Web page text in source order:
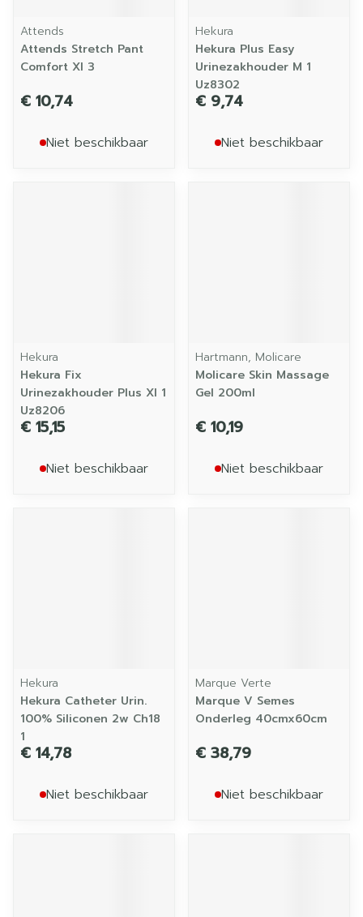
Attends
Attends Stretch Pant
Comfort Xl 3
€ 10,74
Niet beschikbaar
Hekura
Hekura Plus Easy
Urinezakhouder M 1
Uz8302
€ 9,74
Niet beschikbaar
Hekura
Hekura Fix
Urinezakhouder Plus Xl 1
Uz8206
€ 15,15
Niet beschikbaar
Hartmann, Molicare
Molicare Skin Massage
Gel 200ml
€ 10,19
Niet beschikbaar
Hekura
Hekura Catheter Urin.
100% Siliconen 2w Ch18
1
€ 14,78
Niet beschikbaar
Marque Verte
Marque V Semes
Onderleg 40cmx60cm
€ 38,79
Niet beschikbaar